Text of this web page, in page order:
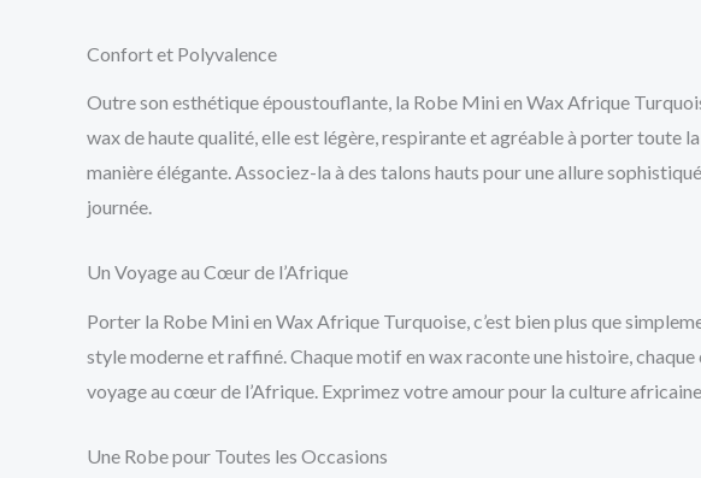
Confort et Polyvalence
Outre son esthétique époustouflante, la Robe Mini en Wax Afrique
wax de haute qualité, elle est légère, respirante et agréable à porter toute
manière élégante. Associez-la à des talons hauts pour une allure
journée.
Un Voyage au Cœur de l’Afrique
Porter la Robe Mini en Wax Afrique Turquoise, c’est bien plus que
style moderne et raffiné. Chaque motif en wax raconte une histoire,
voyage au cœur de l’Afrique. Exprimez votre amour pour la culture
Une Robe pour Toutes les Occasions